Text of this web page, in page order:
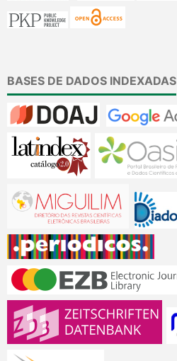
BASES DE DADOS INDEXADAS